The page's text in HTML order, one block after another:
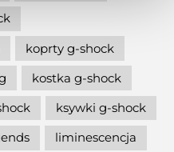
koprty g-shock
kostka g-shock
ksywki g-shock
liminescencja